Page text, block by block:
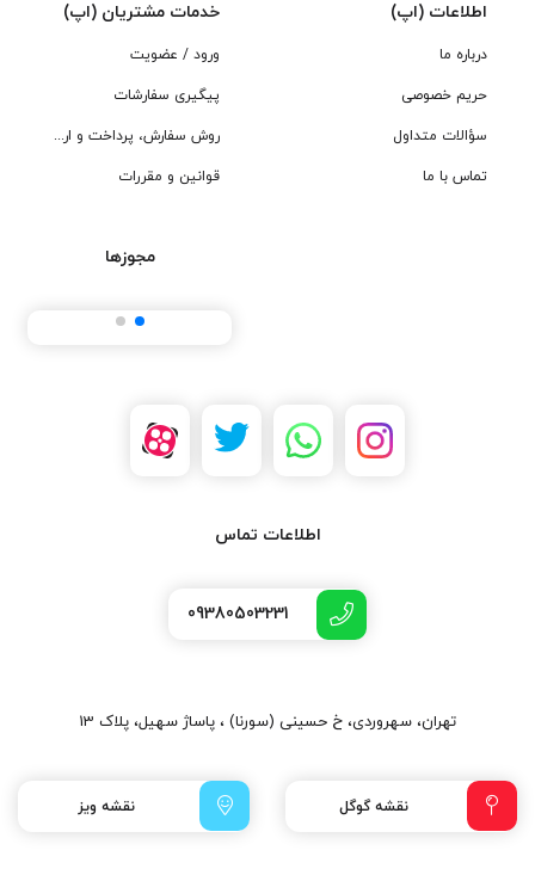
اطلاعات (اپ)
درباره ما
حریم خصوصی
سؤالات متداول
تماس با ما
خدمات مشتریان (اپ)
ورود / عضویت
پیگیری سفارشات
روش سفارش، پرداخت و ارسال
قوانین و مقررات
مجوزها
اطلاعات تماس
09380503231
تهران، سهروردی، خ حسینی (سورنا) ، پاساژ سهیل، پلاک 13
نقشه گوگل نقشه ویز